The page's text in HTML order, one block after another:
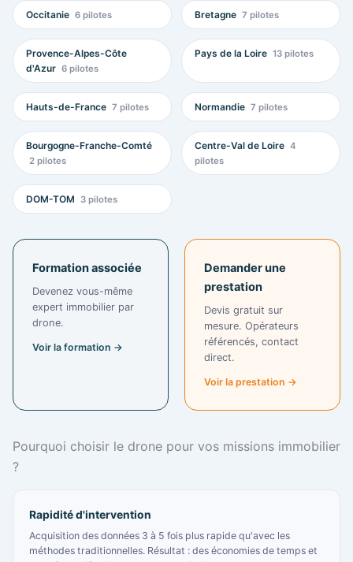
Occitanie 6 pilotes Bretagne 7 pilotes
Provence-Alpes-Côte
d'Azur 6 pilotes
Pays de la Loire 13 pilotes
Hauts-de-France 7 pilotes Normandie 7 pilotes
Bourgogne-Franche-Comté
2 pilotes
Centre-Val de Loire 4
pilotes
DOM-TOM 3 pilotes
Formation associée
Devenez vous-même
expert immobilier par
drone.
Voir la formation →
Demander une
prestation
Devis gratuit sur
mesure. Opérateurs
référencés, contact
direct.
Voir la prestation →
Pourquoi choisir le drone pour vos missions immobilier
?
Rapidité d'intervention
Acquisition des données 3 à 5 fois plus rapide qu'avec les
méthodes traditionnelles. Résultat : des économies de temps et